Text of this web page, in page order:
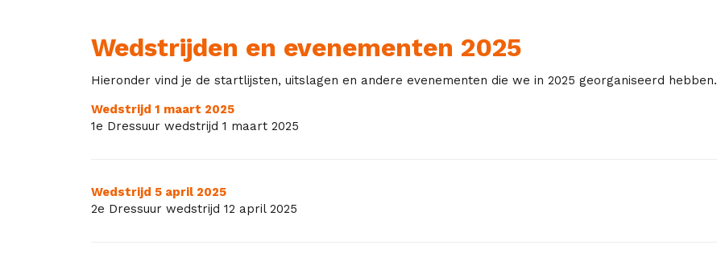
Wedstrijden en evenementen 2025
Hieronder vind je de startlijsten, uitslagen en andere evenementen die we in 2025 georganiseerd hebben.
Wedstrijd 1 maart 2025
1e Dressuur wedstrijd 1 maart 2025
Wedstrijd 5 april 2025
2e Dressuur wedstrijd 12 april 2025